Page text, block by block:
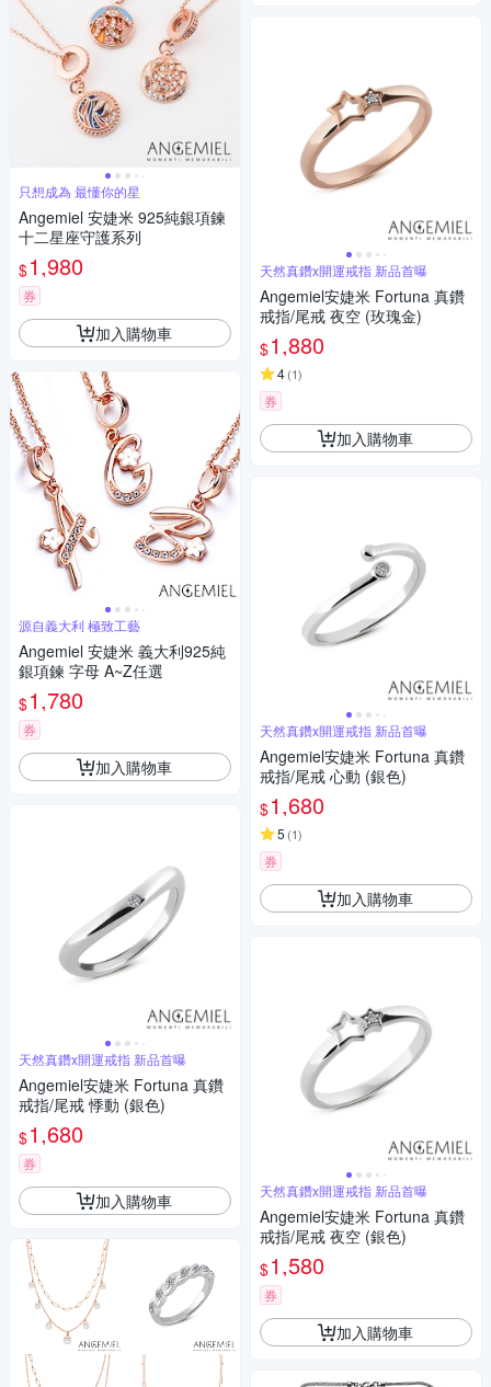
只想成為 最懂你的星
Angemiel 安婕米 925純銀項鍊
十二星座守護系列
$1,980
券
加入購物車
源自義大利 極致工藝
Angemiel 安婕米 義大利925純
銀項鍊 字母 A~Z任選
$1,780
券
加入購物車
天然真鑽x開運戒指 新品首曝
Angemiel安婕米 Fortuna 真鑽
戒指/尾戒 悸動 (銀色)
$1,680
券
加入購物車
天然真鑽x開運戒指 新品首曝
Angemiel安婕米 Fortuna 真鑽
戒指/尾戒 夜空 (玫瑰金)
$1,880
4(1)
券
加入購物車
天然真鑽x開運戒指 新品首曝
Angemiel安婕米 Fortuna 真鑽
戒指/尾戒 心動 (銀色)
$1,680
5 (1)
券
加入購物車
天然真鑽x開運戒指 新品首曝
Angemiel安婕米 Fortuna 真鑽
戒指/尾戒 夜空 (銀色)
$1,580
券
加入購物車